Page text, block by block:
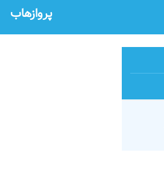
پروازهاب